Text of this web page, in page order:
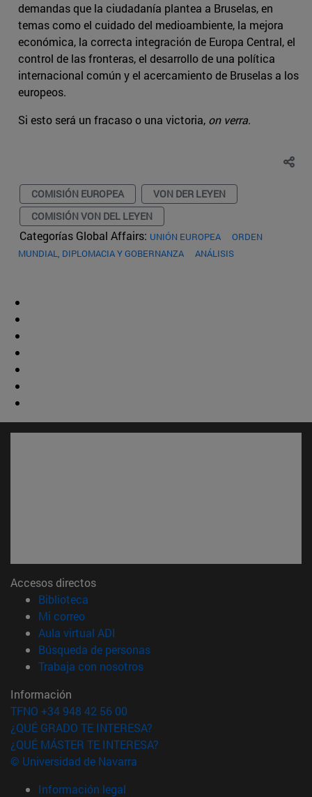
demandas que la ciudadanía plantea a Bruselas, en
temas como el cuidado del medioambiente, la mejora
económica, la correcta integración de Europa Central, el
control de las fronteras, el desarrollo de una política
internacional común y el acercamiento de Bruselas a los
europeos.
Si esto será un fracaso o una victoria, on verra.
COMISIÓN EUROPEA
VON DER LEYEN
COMISIÓN VON DEL LEYEN
Categorías Global Affairs: UNIÓN EUROPEA
ORDEN
MUNDIAL, DIPLOMACIA Y GOBERNANZA
ANÁLISIS
Accesos directos
Biblioteca
Mi correo(abre en nueva ventana)
Aula virtual ADI
Búsqueda de personas(abre en nueva ventana)
Trabaja con nosotros(abre en nueva ventana)
Información
TFNO +34 948 42 56 00
¿QUÉ GRADO TE INTERESA?
¿QUÉ MÁSTER TE INTERESA?
© Universidad de Navarra
Información legal